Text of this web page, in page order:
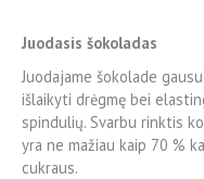
Juodasis šokoladas
Juodajame šokolade
išlaikyti drėgmę bei
spindulių. Svarbu rinktis
yra ne mažiau kaip 70 %
cukraus.